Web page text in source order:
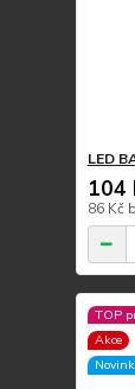
LED
104
86 Kč
TOP
Akce